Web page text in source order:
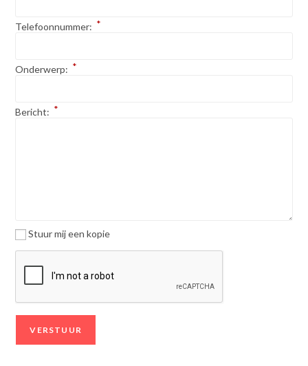
Telefoonnummer: *
Onderwerp: *
Bericht: *
Stuur mij een kopie